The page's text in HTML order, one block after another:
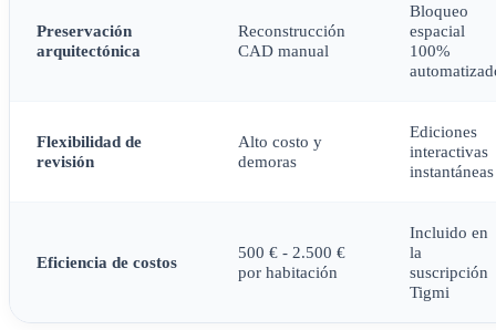
Preservación
arquitectónica
Reconstrucción
CAD manual
Bloqueo
espacial
100%
Flexibilidad de
revisión
Alto costo y
demoras
Ediciones
interactivas
instantáneas
Eficiencia de costos
500 € - 2.500 €
por habitación
Incluido en
la
suscripción
Tigmi